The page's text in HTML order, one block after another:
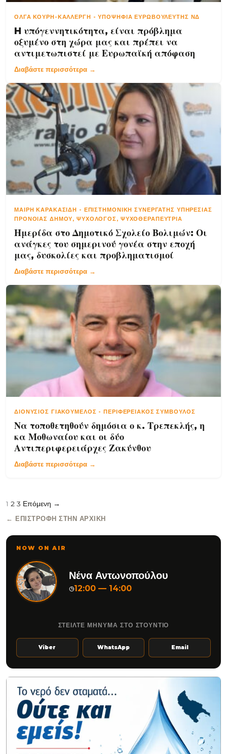
ΌΛΓΑ ΚΟΥΡΉ-ΚΑΛΛΈΡΓΗ -ΥΠΟΨΉΦΙΑ ΕΥΡΩΒΟΥΛΕΥΤΉΣ ΝΔ
H υπόγεννητικότητα, είναι πρόβλημα
οξυμένο στη χώρα μας και πρέπει να
αντιμετωπιστεί με Ευρωπαϊκή απόφαση
Διαβάστε περισσότερα →
ΜΑΊΡΗ ΚΑΡΑΚΑΣΊΔΗ - ΕΠΙΣΤΗΜΟΝΙΚΉ ΣΥΝΕΡΓΆΤΗΣ ΥΠΗΡΕΣΊΑΣ
ΠΡΌΝΟΙΑΣ ΔΉΜΟΥ, ΨΥΧΟΛΌΓΟΣ, ΨΥΧΟΘΕΡΑΠΕΎΤΡΙΑ
Ημερίδα στο Δημοτικό Σχολείο Βολιμών: Οι
ανάγκες του σημερινού γονέα στην εποχή
μας, δυσκολίες και προβληματισμοί
Διαβάστε περισσότερα →
ΔΙΟΝΎΣΙΟΣ ΓΙΑΚΟΥΜΈΛΟΣ -ΠΕΡΙΦΕΡΕΙΑΚΌΣ ΣΎΜΒΟΥΛΟΣ
Να τοποθετηθούν δημόσια ο κ. Τρεπεκλής, η
κα Μοθωναίου και οι δύο
Αντιπεριφερειάρχες Ζακύνθου
Διαβάστε περισσότερα →
1 2 3 Επόμενη →
← ΕΠΙΣΤΡΟΦΉ ΣΤΗΝ ΑΡΧΙΚΉ
NOW ON AIR
Νένα Αντωνοπούλου
◷12:00 — 14:00
ΣΤΕΙΛΤΕ ΜΗΝΥΜΑ ΣΤΟ ΣΤΟΥΝΤΙΟ
Viber WhatsApp Email